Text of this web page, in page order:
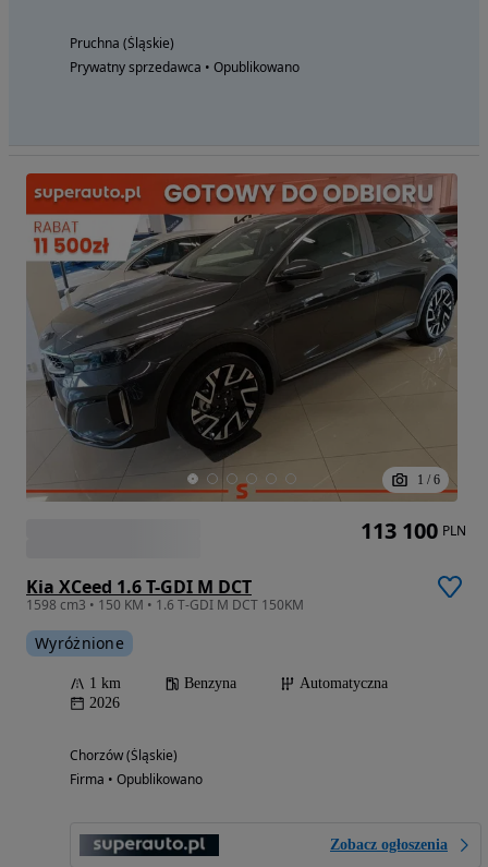
Pruchna (Śląskie)
Prywatny sprzedawca • Opublikowano
1 / 6
Kia XCeed 1.6 T-GDI M DCT
1598 cm3 • 150 KM • 1.6 T-GDI M DCT 150KM
Wyróżnione
1 km Benzyna
Automatyczna
2026
Chorzów (Śląskie)
Firma • Opublikowano
Zobacz ogłoszenia
113 100 PLN